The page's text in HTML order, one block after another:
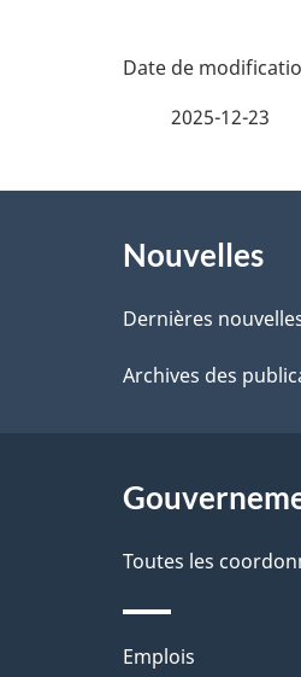
n
v
o
r
e
r
o
a
D
a
e
l
a
2025-12-23
proposNouvelles
Dernières
Archives des
Toutes les
Thèmes
Emplois